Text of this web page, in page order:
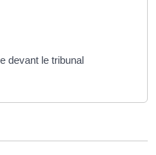
devant le tribunal